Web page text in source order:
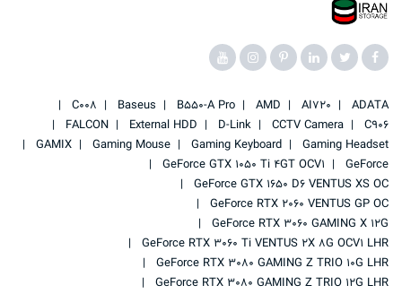
ADATA
AI720
AMD
B550-A Pro
Baseus
C008
C906
CCTV Camera
D-Link
External HDD
FALCON
Gaming Headset
Gaming Keyboard
Gaming Mouse
GAMIX
GeForce
GeForce GTX 1050 Ti 4GT OCV1
GeForce GTX 1650 D6 VENTUS XS OC
GeForce RTX 2060 VENTUS GP OC
GeForce RTX 3060 GAMING X 12G
GeForce RTX 3060 Ti VENTUS 2X 8G OCV1 LHR
GeForce RTX 3080 GAMING Z TRIO 10G LHR
GeForce RTX 3080 GAMING Z TRIO 12G LHR